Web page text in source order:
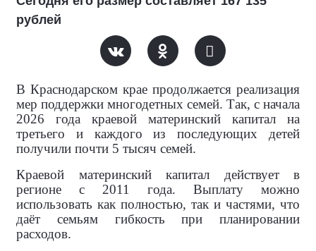
рублей
В Краснодарском крае продолжается реализация
мер поддержки многодетных семей. Так, с начала
2026 года краевой материнский капитал на
третьего и каждого из последующих детей
получили почти 5 тысяч семей.
Краевой материнский капитал действует в
регионе с 2011 года. Выплату можно
использовать как полностью, так и частями, что
даёт семьям гибкость при планировании
расходов.